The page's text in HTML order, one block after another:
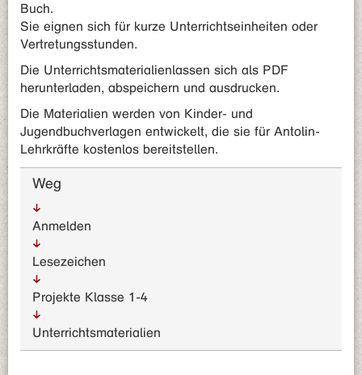
Buch.
Sie eignen sich für kurze Unterrichtseinheiten oder
Vertretungsstunden.
Die Unterrichtsmaterialienlassen sich als PDF
herunterladen, abspeichern und ausdrucken.
Die Materialien werden von Kinder- und
Jugendbuchverlagen entwickelt, die sie für Antolin-
Lehrkräfte kostenlos bereitstellen.
Weg
Anmelden
Lesezeichen
Projekte Klasse 1-4
Unterrichts­materialien